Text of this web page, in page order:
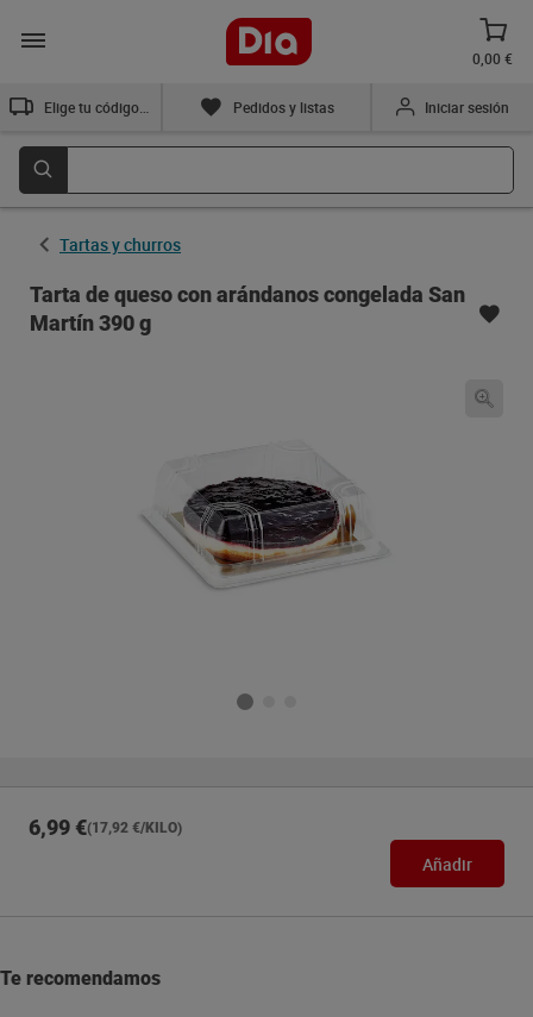
0,00 €
Pedidos y listas Iniciar sesión
Tartas y churros
Tarta de queso con arándanos congelada San
Martín 390 g
6,99 €(17,92 €/KILO)
Añadir
Te recomendamos